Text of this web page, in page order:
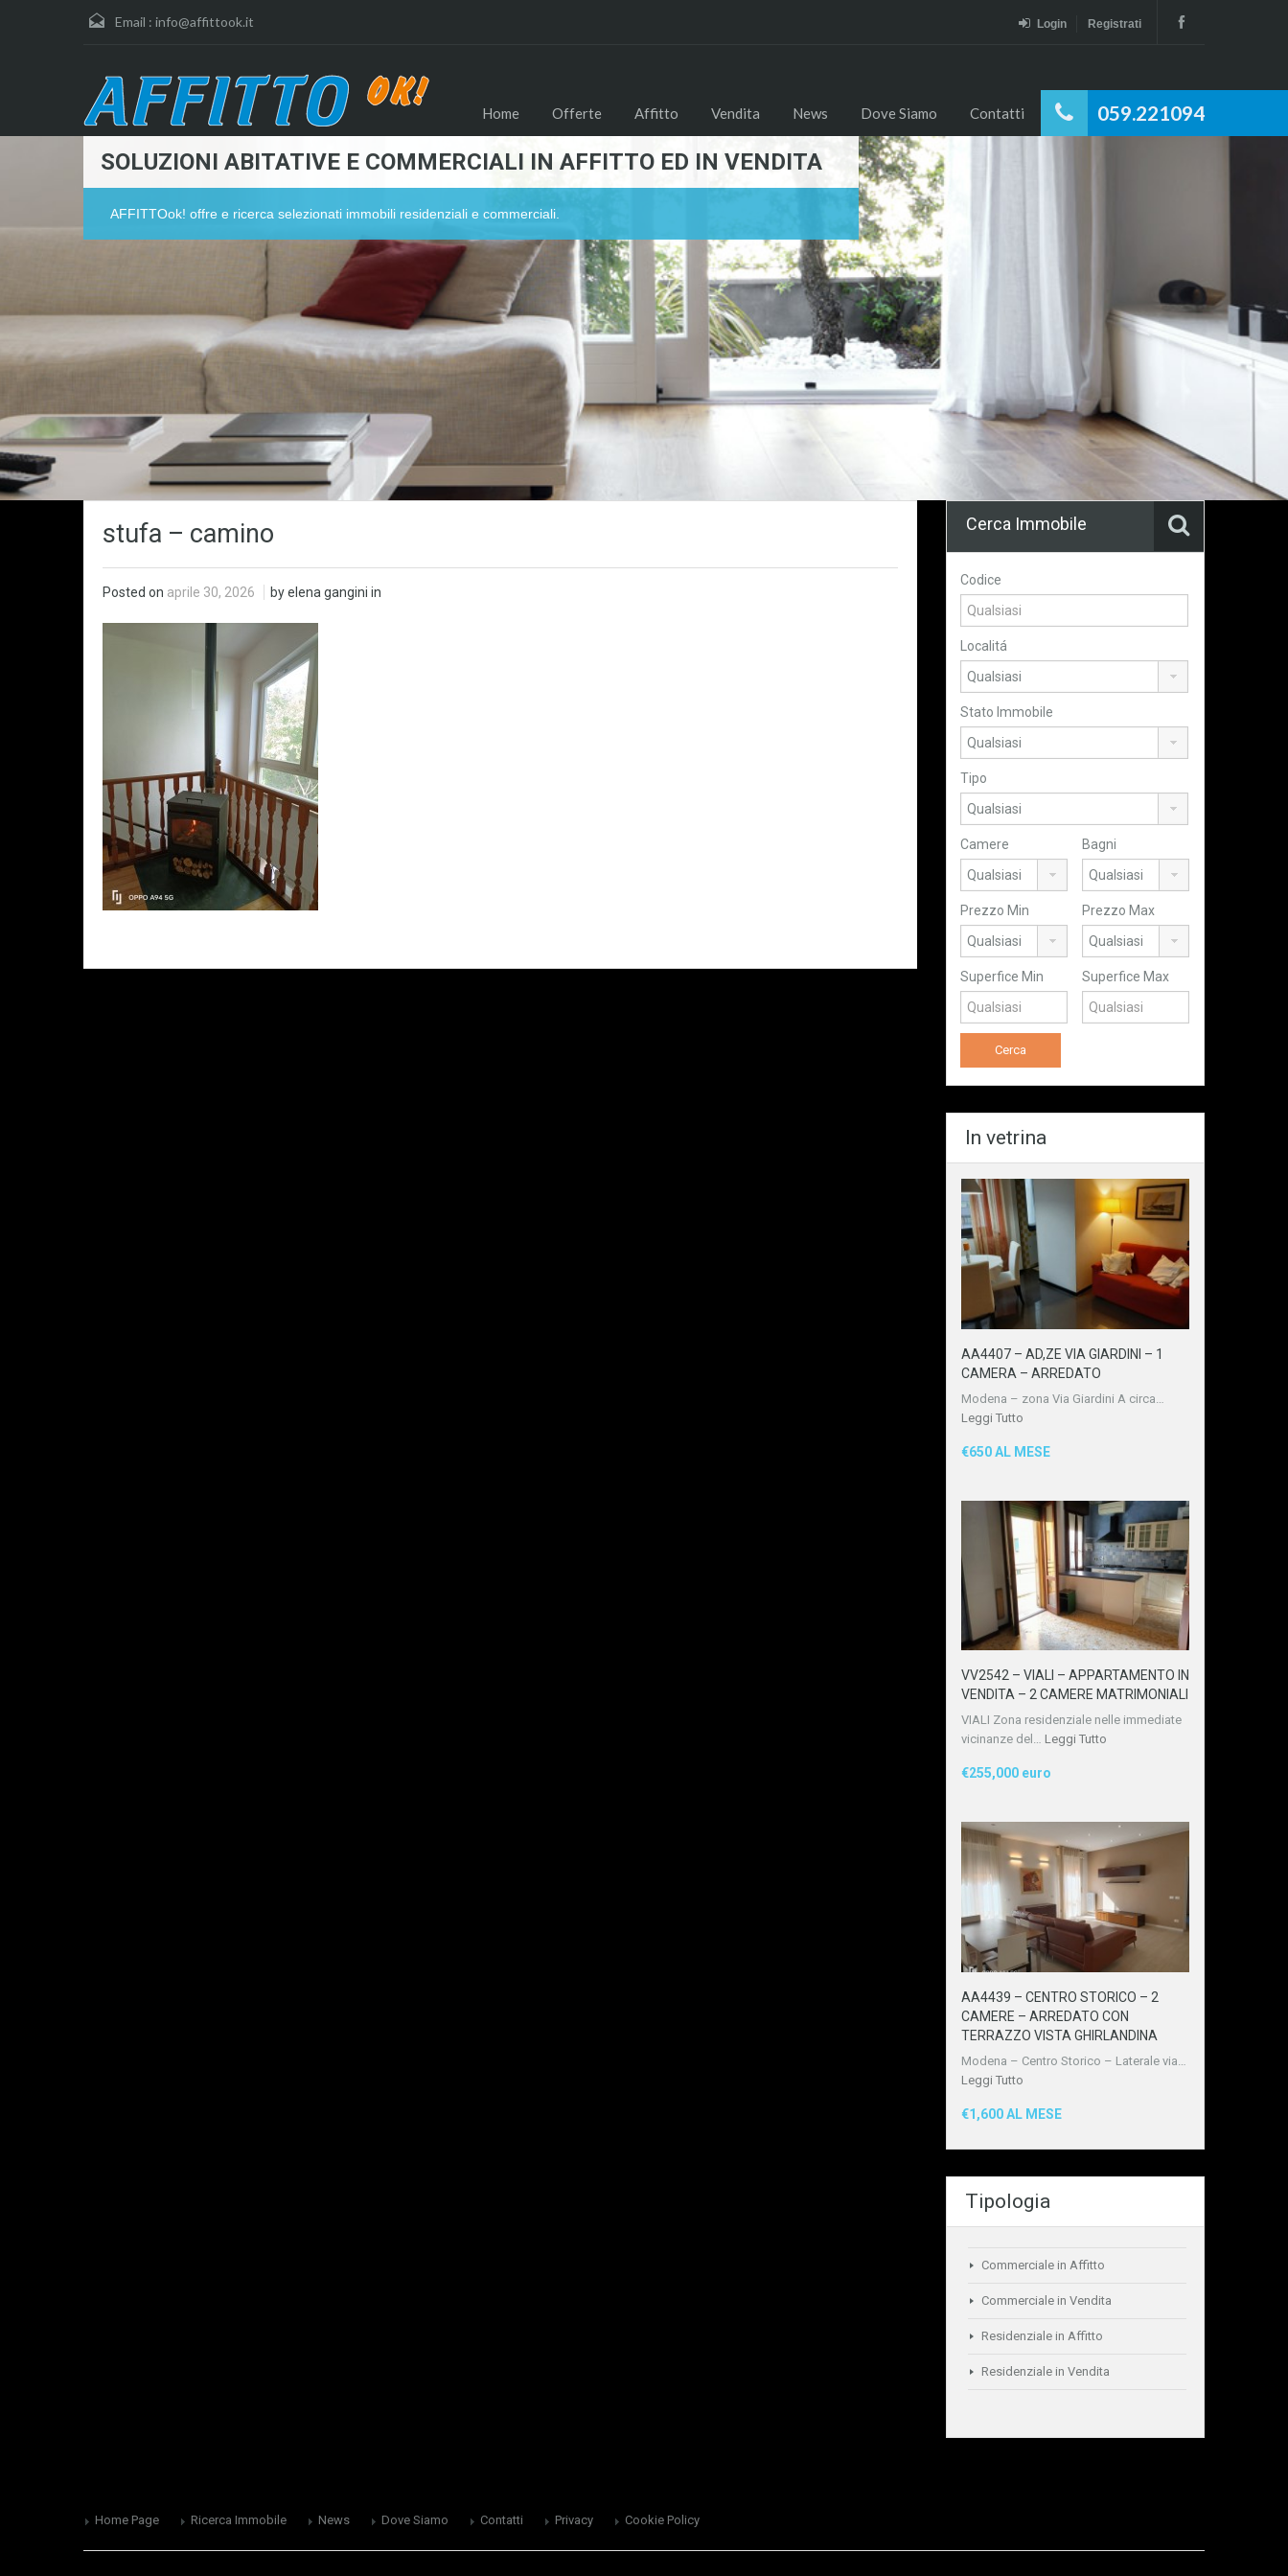
Email : info@affittook.it Login Registrati
059.221094
Home Offerte Affitto Vendita News Dove Siamo Contatti
SOLUZIONI ABITATIVE E COMMERCIALI IN AFFITTO ED IN VENDITA
AFFITTOok! offre e ricerca selezionati immobili residenziali e commerciali.
stufa – camino
Posted on aprile 30, 2026 by elena gangini in
Cerca Immobile
Codice
Localitá
Stato Immobile
Tipo
Camere Bagni
Prezzo Min Prezzo Max
Superfice Min Superfice Max
In vetrina
AA4407 – AD,ZE VIA GIARDINI – 1
CAMERA – ARREDATO
Modena – zona Via Giardini A circa…
Leggi Tutto
€650 AL MESE
VV2542 – VIALI – APPARTAMENTO IN
VENDITA – 2 CAMERE MATRIMONIALI
VIALI Zona residenziale nelle immediate
vicinanze del… Leggi Tutto
€255,000 euro
AA4439 – CENTRO STORICO – 2
CAMERE – ARREDATO CON
TERRAZZO VISTA GHIRLANDINA
Modena – Centro Storico – Laterale via…
Leggi Tutto
€1,600 AL MESE
Tipologia
Commerciale in Affitto
Commerciale in Vendita
Residenziale in Affitto
Residenziale in Vendita
Home Page Ricerca Immobile News Dove Siamo Contatti Privacy Cookie Policy